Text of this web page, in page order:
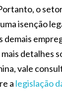
o
isenção
demais
detalhes
vale
a legislação